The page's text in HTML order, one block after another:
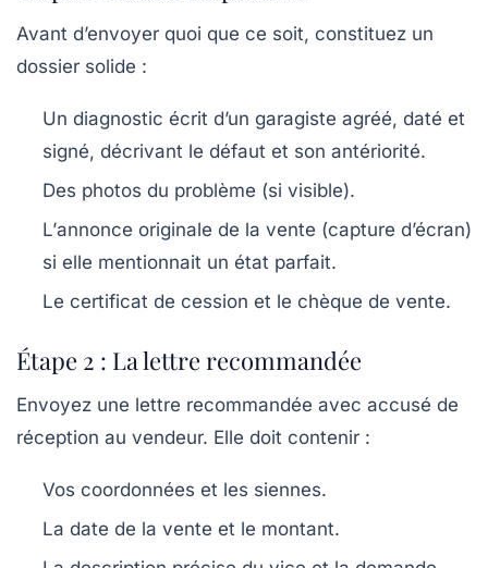
Avant d’envoyer quoi que ce soit, constituez un
dossier solide :
Un diagnostic écrit d’un garagiste agréé, daté et
signé, décrivant le défaut et son antériorité.
Des photos du problème (si visible).
L’annonce originale de la vente (capture d’écran)
si elle mentionnait un état parfait.
Le certificat de cession et le chèque de vente.
Étape 2 : La lettre recommandée
Envoyez une lettre recommandée avec accusé de
réception au vendeur. Elle doit contenir :
Vos coordonnées et les siennes.
La date de la vente et le montant.